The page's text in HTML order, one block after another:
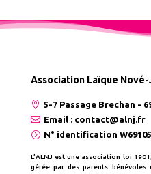
Association Laïque Nové-
 5-7 Passage Brechan -
 Email : contact@alnj.fr
= N° identification
L’ALNJ est une association loi
gérée pardes parents bénévoles